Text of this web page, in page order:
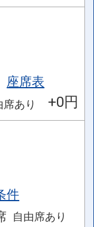
座席表
席あり
+0円
件
自由席あり